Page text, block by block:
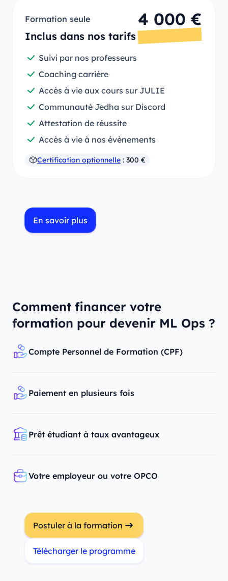
Formation seule 4 000 €
Inclus dans nos tarifs
Suivi par nos professeurs
Coaching carrière
Accès à vie aux cours sur JULIE
Communauté Jedha sur Discord
Attestation de réussite
Accès à vie à nos évènements
Certification optionnelle : 300 €
En savoir plus
Comment financer votre
formation pour devenir ML Ops ?
Compte Personnel de Formation (CPF)
Paiement en plusieurs fois
Prêt étudiant à taux avantageux
Votre employeur ou votre OPCO
Postuler à la formation
Télécharger le programme